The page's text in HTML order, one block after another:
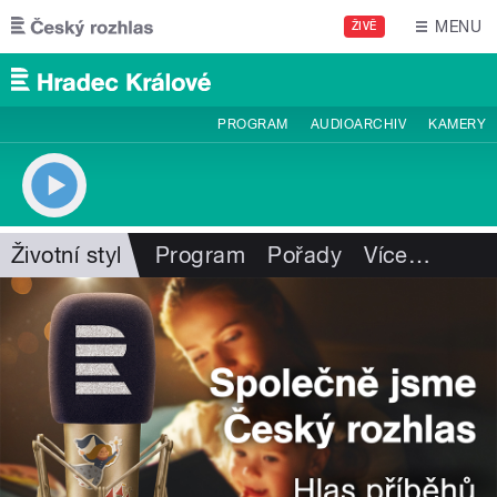
Přejít k hlavnímu obsahu
ŽIVĚ MENU
PROGRAM AUDIOARCHIV KAMERY
Životní styl Program Pořady Více…